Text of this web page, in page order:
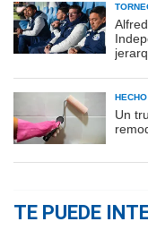
Un
TE PUEDE